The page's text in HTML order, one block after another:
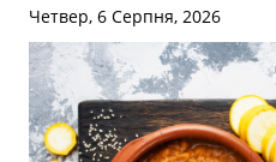
Четвер, 6 Серпня, 2026